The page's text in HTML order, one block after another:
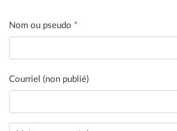
Nom ou pseudo *
Courriel (non publié)